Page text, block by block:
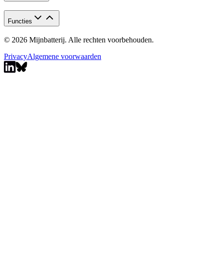
Functies
© 2026 Mijnbatterij. Alle rechten voorbehouden.
PrivacyAlgemene voorwaarden